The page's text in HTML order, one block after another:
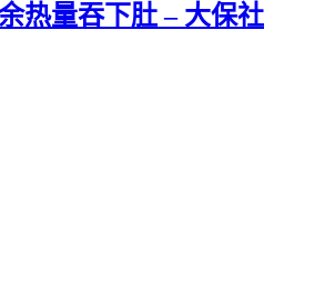
热量吞下肚 – 大保社